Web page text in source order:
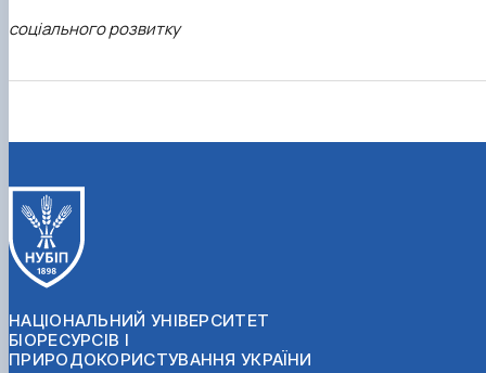
соціального розвитку
НАЦІОНАЛЬНИЙ УНІВЕРСИТЕТ
БІОРЕСУРСІВ І
ПРИРОДОКОРИСТУВАННЯ УКРАЇНИ